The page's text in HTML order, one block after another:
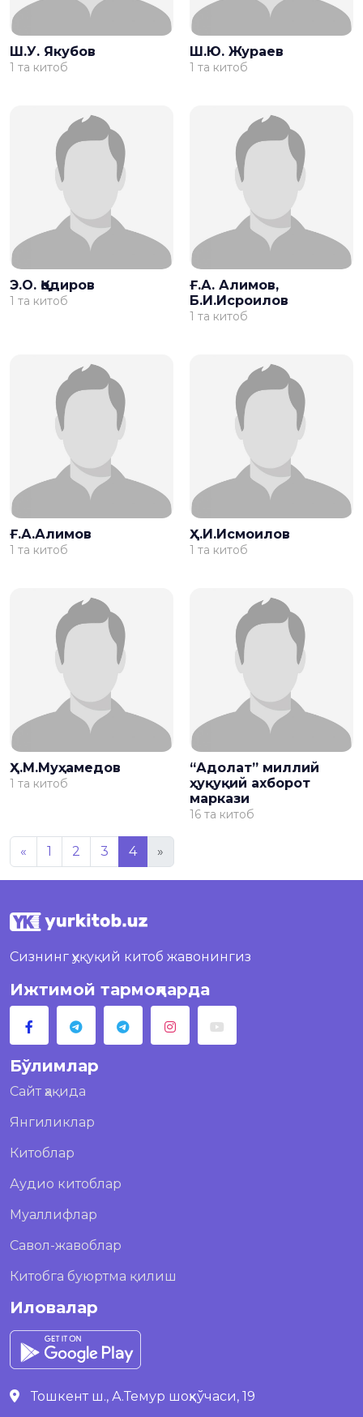
Ш.У. Якубов
1 та китоб
Ш.Ю. Жураев
1 та китоб
Э.О. Қодиров
1 та китоб
Ғ.А. Алимов,
Б.И.Исроилов
1 та китоб
Ғ.А.Алимов
1 та китоб
Ҳ.И.Исмоилов
1 та китоб
Ҳ.М.Муҳамедов
1 та китоб
“Адолат” миллий
ҳуқуқий ахборот
маркази
16 та китоб
« 1 2 3 4 »
Сизнинг ҳуқуқий китоб жавонингиз
Ижтимой тармоқларда
Бўлимлар
Сайт ҳақида
Янгиликлар
Китоблар
Аудио китоблар
Муаллифлар
Савол-жавоблар
Китобга буюртма қилиш
Иловалар
Тошкент ш., А.Темур шоҳкўчаси, 19